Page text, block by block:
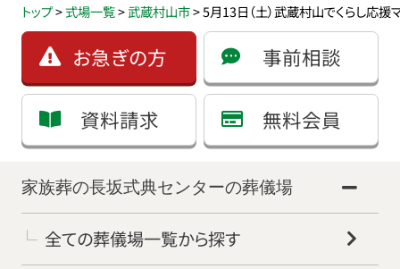
トップ>式場一覧>武蔵村山市>5月13日（土）武蔵村山でくらし応援
お急ぎの方 事前相談
資料請求 無料会員
家族葬の長坂式典センターの葬儀場
全ての葬儀場一覧から探す